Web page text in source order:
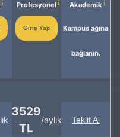
Profesyonel
Giriş Yap
Akademik
Kampüs ağına
bağlanın.
3529
TL
/aylık Teklif Al